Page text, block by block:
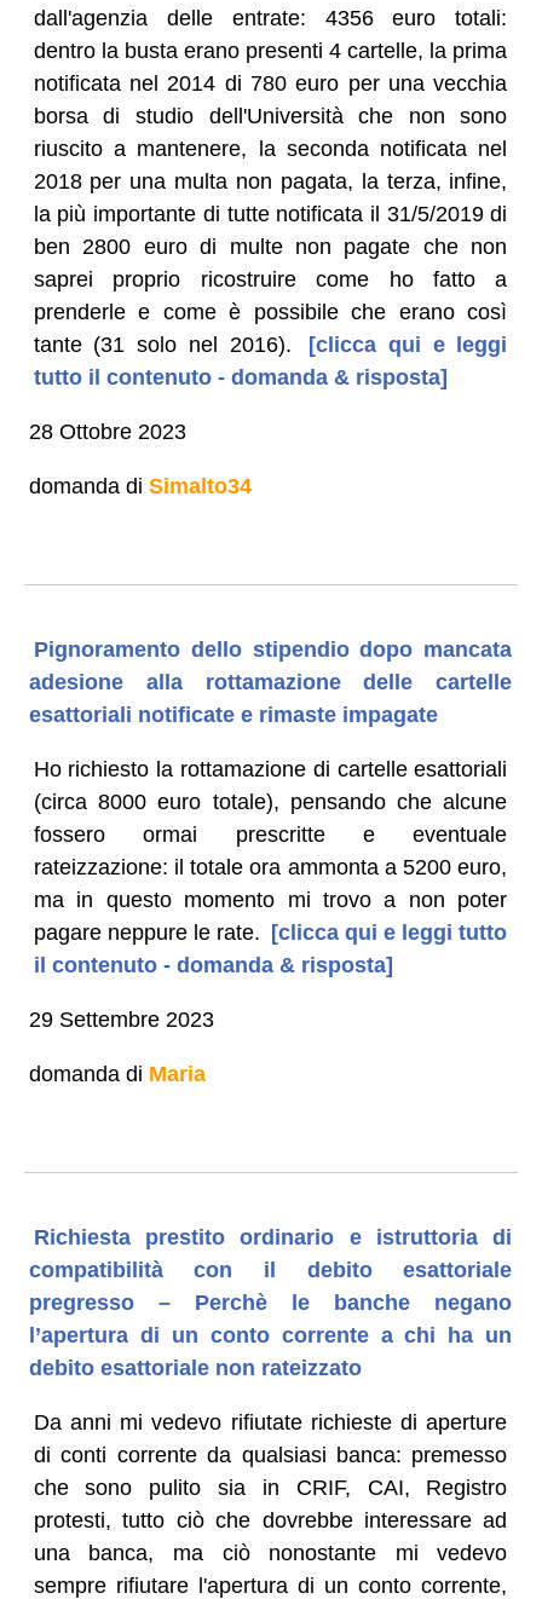
dall'agenzia delle entrate: 4356 euro totali:
dentro la busta erano presenti 4 cartelle, la prima
notificata nel 2014 di 780 euro per una vecchia
borsa di studio dell'Università che non sono
riuscito a mantenere, la seconda notificata nel
2018 per una multa non pagata, la terza, infine,
la più importante di tutte notificata il 31/5/2019 di
ben 2800 euro di multe non pagate che non
saprei proprio ricostruire come ho fatto a
prenderle e come è possibile che erano così
tante (31 solo nel 2016).
[clicca qui e leggi
tutto il contenuto - domanda & risposta]
28 Ottobre 2023
domanda di Simalto34
Pignoramento dello stipendio dopo mancata
adesione alla rottamazione delle cartelle
esattoriali notificate e rimaste impagate
Ho richiesto la rottamazione di cartelle esattoriali
(circa 8000 euro totale), pensando che alcune
fossero ormai prescritte e eventuale
rateizzazione: il totale ora ammonta a 5200 euro,
ma in questo momento mi trovo a non poter
pagare neppure le rate. [clicca qui e leggi tutto
il contenuto - domanda & risposta]
29 Settembre 2023
domanda di Maria
Richiesta prestito ordinario e istruttoria di
compatibilità con il debito esattoriale
pregresso – Perchè le banche negano
l’apertura di un conto corrente a chi ha un
debito esattoriale non rateizzato
Da anni mi vedevo rifiutate richieste di aperture
di conti corrente da qualsiasi banca: premesso
che sono pulito sia in CRIF, CAI, Registro
protesti, tutto ciò che dovrebbe interessare ad
una banca, ma ciò nonostante mi vedevo
sempre rifiutare l'apertura di un conto corrente,